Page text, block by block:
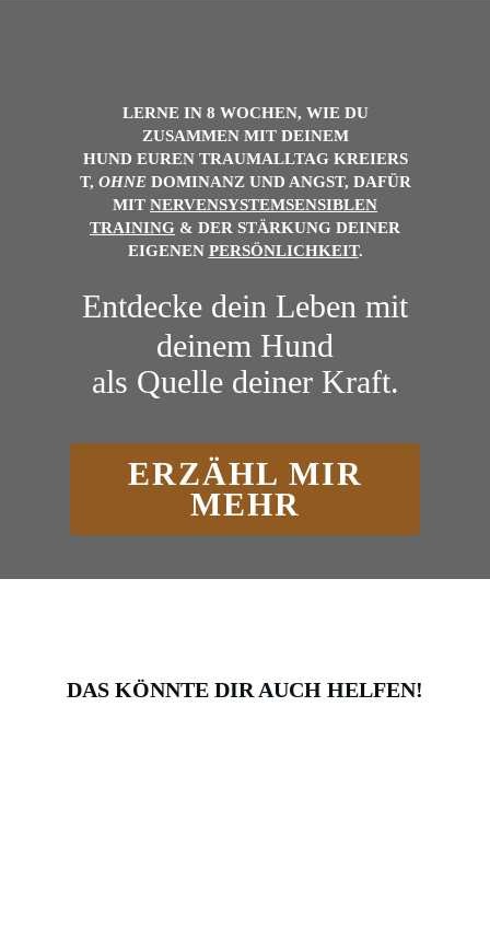
LERNE IN 8 WOCHEN, WIE DU
ZUSAMMEN MIT DEINEM
HUND EUREN TRAUMALLTAG KREIERS
T, OHNEDOMINANZ UND ANGST, DAFÜR
MIT NERVENSYSTEMSENSIBLEN
TRAINING & DER STÄRKUNG DEINER
EIGENEN PERSÖNLICHKEIT.
Entdecke dein Leben mit
deinem Hund
als Quelle deiner Kraft.
ERZÄHL MIR
MEHR
DAS KÖNNTE DIR AUCH HELFEN!